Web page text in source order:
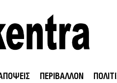
ΠΕΡΙΒΑΛΛΟΝ